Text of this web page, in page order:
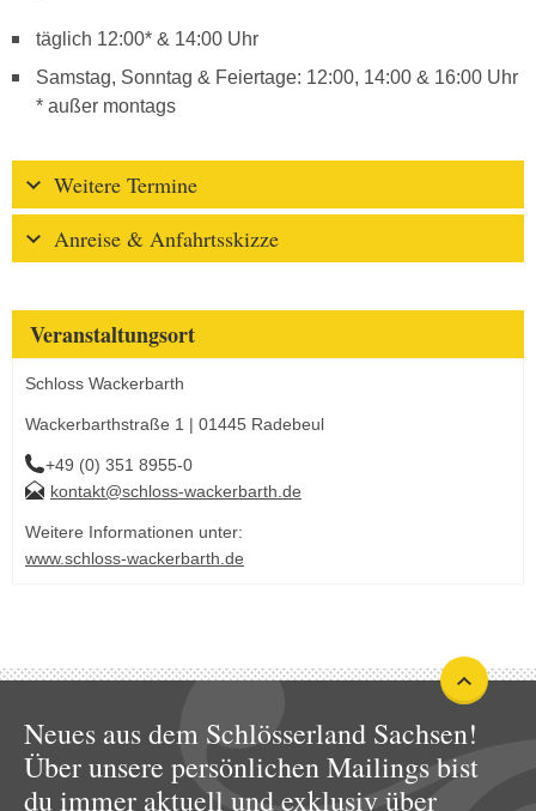
täglich 12:00* & 14:00 Uhr
Samstag, Sonntag & Feiertage: 12:00, 14:00 & 16:00 Uhr
* außer montags
Weitere Termine
Anreise & Anfahrtsskizze
Veranstaltungsort
Schloss Wackerbarth
Wackerbarthstraße 1 | 01445 Radebeul
+49 (0) 351 8955-0
kontakt@schloss-wackerbarth.de
Weitere Informationen unter:
www.schloss-wackerbarth.de
Neues aus dem Schlösserland Sachsen!
Über unsere persönlichen Mailings bist
du immer aktuell und exklusiv über